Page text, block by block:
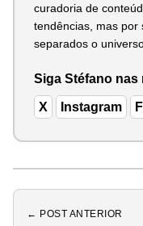
curadoria de
tendências, mas por
separados o
Siga Stéfano nas
X Instagram
← POST ANTERIOR